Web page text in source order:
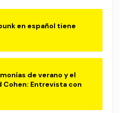
en español tiene
de verano y el
Cohen: Entrevista con